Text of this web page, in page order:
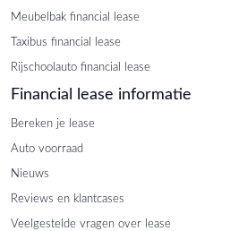
Meubelbak financial lease
Taxibus financial lease
Rijschoolauto financial lease
Financial lease informatie
Bereken je lease
Auto voorraad
Nieuws
Reviews en klantcases
Veelgestelde vragen over lease